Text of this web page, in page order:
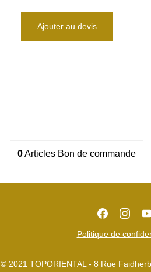
Ajouter au devis
0Articles Bon de commande
Politique de
© 2021 TOPORIENTAL - 8 Rue